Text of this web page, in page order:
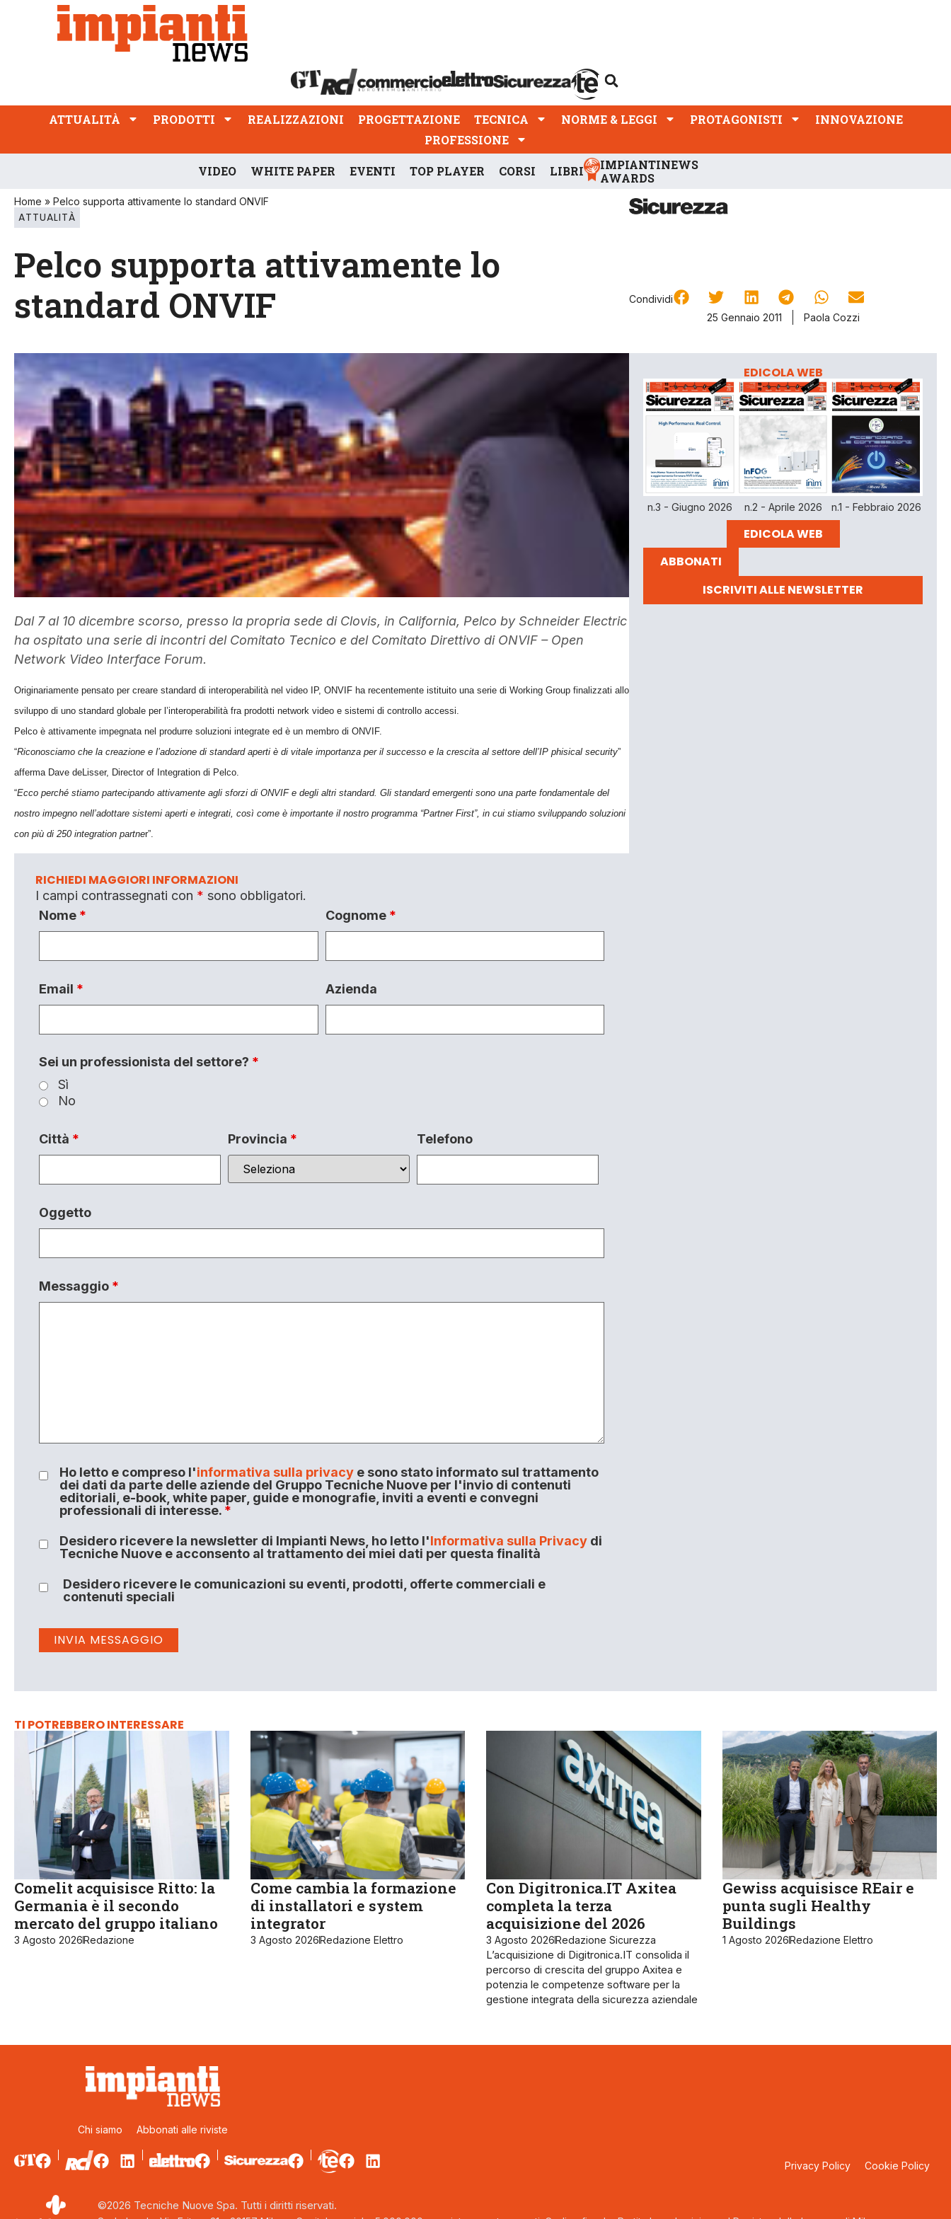
ATTUALITÀ PRODOTTI REALIZZAZIONI
PROFESSIONE
ATTUALITÀ PRODOTTI REALIZZAZIONI PROGETTAZIONE TECNICA NORME & LEGGI PROTAGONISTI
INNOVAZIONE
PROFESSIONE
VIDEO WHITE PAPER EVENTI TOP PLAYER CORSI LIBRI
IMPIANTINEWS
AWARDS
Home » Pelco supporta attivamente lo standard ONVIF
ATTUALITÀ
Pelco supporta attivamente lo
standard ONVIF
Condividi
25 Gennaio 2011
Paola Cozzi
Dal 7 al 10 dicembre scorso, presso la propria sede di Clovis, in California, Pelco by Schneider Electric
ha ospitato una serie di incontri del Comitato Tecnico e del Comitato Direttivo di ONVIF – Open
Network Video Interface Forum.
Originariamente pensato per creare standard di interoperabilità nel video IP, ONVIF ha recentemente istituito una serie di Working Group finalizzati allo
sviluppo di uno standard globale per l’interoperabilità fra prodotti network video e sistemi di controllo accessi.
Pelco è attivamente impegnata nel produrre soluzioni integrate ed è un membro di ONVIF.
“Riconosciamo che la creazione e l’adozione di standard aperti è di vitale importanza per il successo e la crescita al settore dell’IP phisical security”
afferma Dave deLisser, Director of Integration di Pelco.
“Ecco perché stiamo partecipando attivamente agli sforzi di ONVIF e degli altri standard. Gli standard emergenti sono una parte fondamentale del
nostro impegno nell’adottare sistemi aperti e integrati, così come è importante il nostro programma “Partner First”, in cui stiamo sviluppando soluzioni
con più di 250 integration partner”.
RICHIEDI MAGGIORI INFORMAZIONI
I campi contrassegnati con * sono obbligatori.
Nome * Cognome *
Email * Azienda
Sei un professionista del settore? *
Sì
No
Città * Provincia * Telefono
Oggetto
Messaggio *
Ho letto e compreso l'informativa sulla privacye sono stato informato sul trattamento
dei dati da parte delle aziende del Gruppo Tecniche Nuove per l'invio di contenuti
editoriali, e-book, white paper, guide e monografie, inviti a eventi e convegni
professionali di interesse. *
Desidero ricevere la newsletter di Impianti News, ho letto l'Informativa sulla Privacydi
Tecniche Nuove e acconsento al trattamento dei miei dati per questa finalità
Desidero ricevere le comunicazioni su eventi, prodotti, offerte commerciali e
contenuti speciali
EDICOLA WEB
n.3 - Giugno 2026 n.2 - Aprile 2026 n.1 - Febbraio 2026
EDICOLA WEB
ABBONATI
ISCRIVITI ALLE NEWSLETTER
TI POTREBBERO INTERESSARE
Comelit acquisisce Ritto: la
Germania è il secondo
mercato del gruppo italiano
3 Agosto 2026Redazione
Come cambia la formazione
di installatori e system
integrator
3 Agosto 2026Redazione Elettro
Con Digitronica.IT Axitea
completa la terza
acquisizione del 2026
3 Agosto 2026Redazione Sicurezza
L’acquisizione di Digitronica.IT consolida il
percorso di crescita del gruppo Axitea e
potenzia le competenze software per la
gestione integrata della sicurezza aziendale
Gewiss acquisisce REair e
punta sugli Healthy
Buildings
1 Agosto 2026Redazione Elettro
Chi siamo Abbonati alle riviste
Privacy Policy Cookie Policy
©2026 Tecniche Nuove Spa. Tutti i diritti riservati.